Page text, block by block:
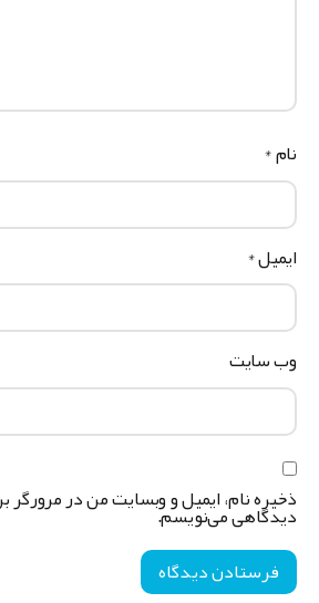
*
*
سایت
نام، ایمیل و وبسایت من در مرورگر برای
می‌نویسم.